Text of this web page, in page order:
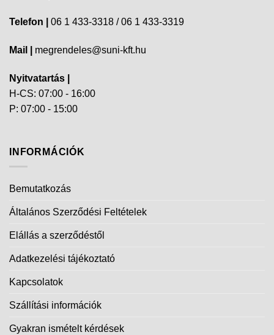
Telefon | 06 1 433-3318 / 06 1 433-3319
Mail | megrendeles@suni-kft.hu
Nyitvatartás |
H-CS: 07:00 - 16:00
P: 07:00 - 15:00
INFORMÁCIÓK
Bemutatkozás
Általános Szerződési Feltételek
Elállás a szerződéstől
Adatkezelési tájékoztató
Kapcsolatok
Szállítási információk
Gyakran ismételt kérdések